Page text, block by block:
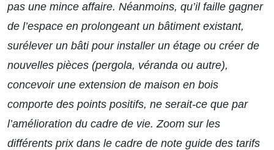
pas une mince affaire. Néanmoins, qu’il faille gagner
de l’espace en prolongeant un bâtiment existant,
surélever un bâti pour installer un étage ou créer de
nouvelles pièces (pergola, véranda ou autre),
concevoir une extension de maison en bois
comporte des points positifs, ne serait-ce que par
l’amélioration du cadre de vie. Zoom sur les
différents prix dans le cadre de note guide des tarifs